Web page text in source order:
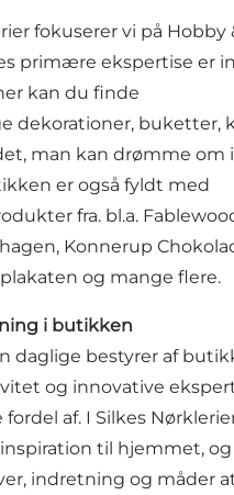
fokuserer vi på Hobby
primære ekspertise er
kan du finde
dekorationer, buketter,
man kan drømme om i
er også fyldt med
fra. bl.a.
Konnerup
og mange flere.
i butikken
daglige bestyrer af
og innovative
fordel af. I Silkes
til hjemmet, og
indretning og måder